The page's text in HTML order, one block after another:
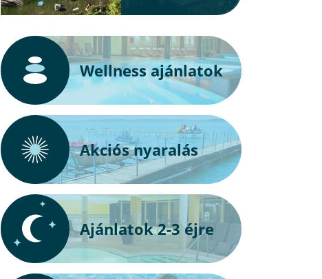
Wellness ajánlatok
Akciós nyaralás
Ajánlatok 2-3 éjre